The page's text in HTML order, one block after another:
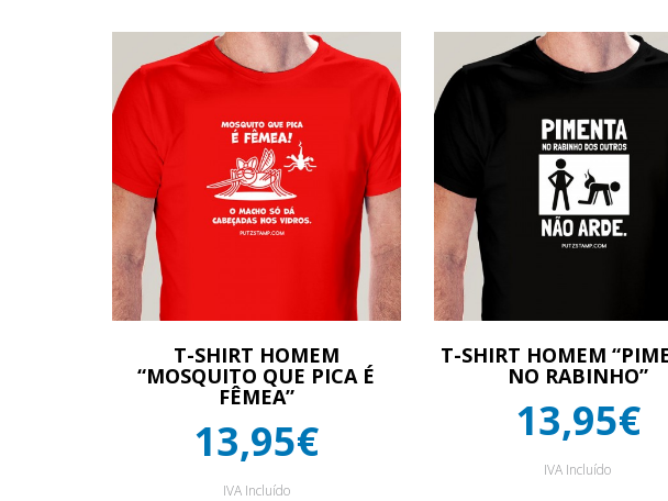
T-SHIRT HOMEM
“MOSQUITO QUE PICA É
FÊMEA”
13,95€
IVA Incluído
T-SHIRT HOMEM
NO RABINHO”
13,95€
IVA Incluído